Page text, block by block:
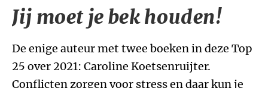
Jij moet je bek houden!
De enige auteur met twee boeken in deze Top
25 over 2021: Caroline Koetsenruijter.
Conflicten zorgen voor stress en daar kun je